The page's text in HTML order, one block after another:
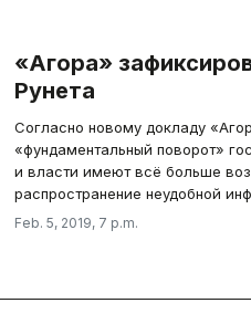
«Агора»
Рунета
Согласно новому докладу
«фундаментальный поворот»
и власти имеют всё больше
распространение неудобной
Feb. 5, 2019, 7 p.m.